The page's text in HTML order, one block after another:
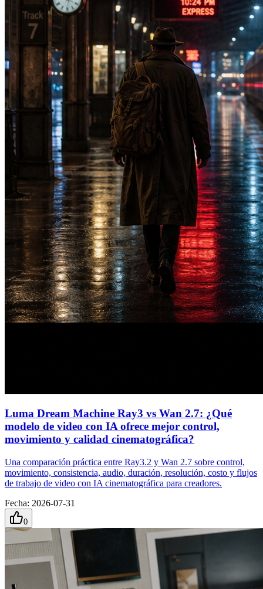
Luma Dream Machine Ray3 vs Wan 2.7: ¿Qué
modelo de video con IA ofrece mejor control,
movimiento y calidad cinematográfica?
Una comparación práctica entre Ray3.2 y Wan 2.7 sobre control,
movimiento, consistencia, audio, duración, resolución, costo y flujos
de trabajo de video con IA cinematográfica para creadores.
Fecha: 2026-07-31
0